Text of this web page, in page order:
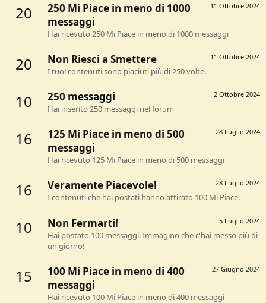
20 11 Ottobre 2024
250 Mi Piace in meno di 1000
messaggi
Hai ricevuto 250 Mi Piace in meno di 1000 messaggi
20 11 Ottobre 2024
Non Riesci a Smettere
I tuoi contenuti sono piaciuti più di 250 volte.
10 2 Ottobre 2024
250 messaggi
Hai inserito 250 messaggi nel forum
16 28 Luglio 2024
125 Mi Piace in meno di 500
messaggi
Hai ricevuto 125 Mi Piace in meno di 500 messaggi
16 28 Luglio 2024
Veramente Piacevole!
I contenuti che hai postati hanno attirato 100 Mi Piace.
10 5 Luglio 2024
Non Fermarti!
Hai postato 100 messaggi. Immagino che c'hai messo più di
un giorno!
15 27 Giugno 2024
100 Mi Piace in meno di 400
messaggi
Hai ricevuto 100 Mi Piace in meno di 400 messaggi